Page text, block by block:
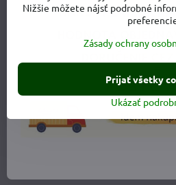
Detská obuv
Detské
Chlapčenské sandále
Doplnkové informácie
Kategória:
Nižšie môžete nájsť podrobné
Zásady ochrany
Ukázať
Prijať všetky